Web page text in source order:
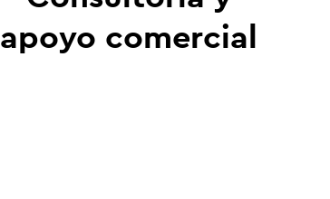
apoyo comercial